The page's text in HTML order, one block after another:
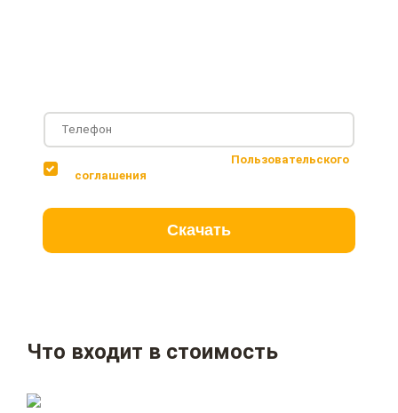
Пользовательского
соглашения
Скачать
Что входит в стоимость